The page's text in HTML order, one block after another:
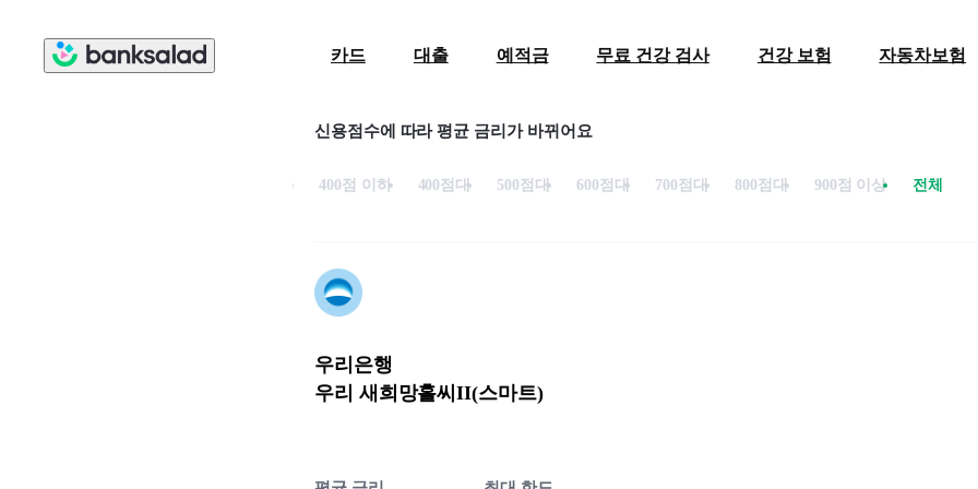
카드 대출 예적금 무료 건강 검사 건강 보험 자동차보험
신용점수에 따라 평균 금리가 바뀌어요
400점 이하 400점대 500점대 600점대 700점대 800점대 900점 이상 전체
우리은행
우리 새희망홀씨II(스마트)